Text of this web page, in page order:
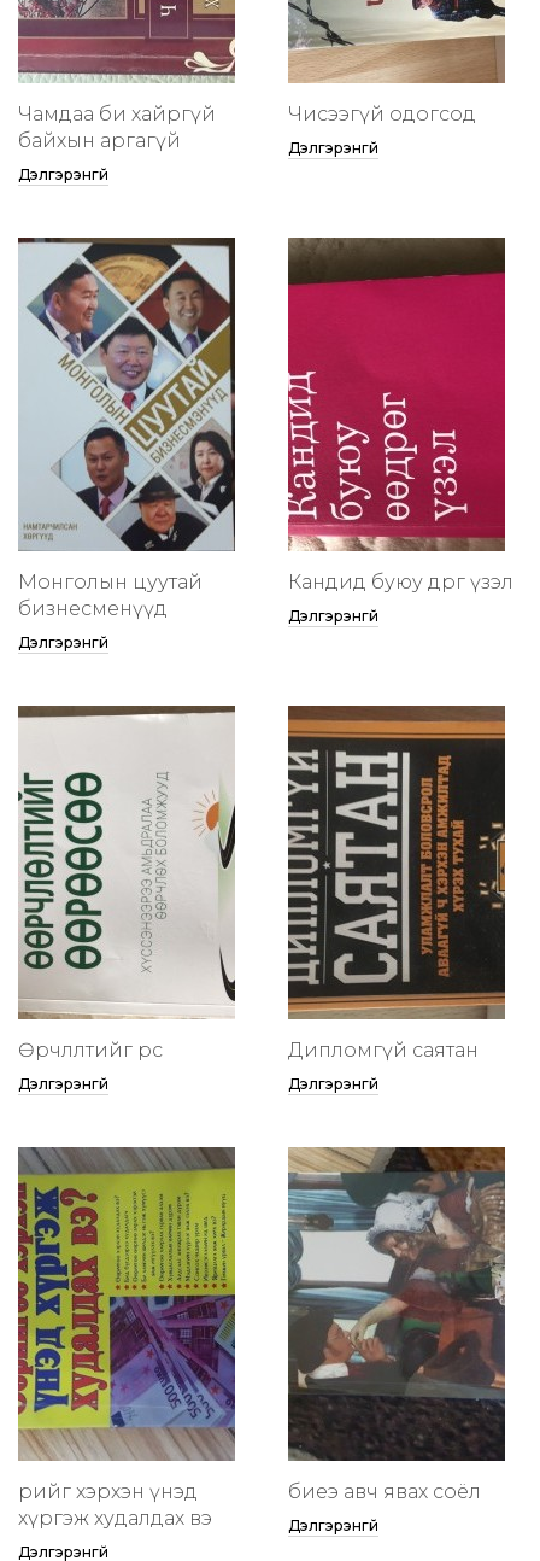
Чамдаа би хайргүй
байхын аргагүй
Дэлгэрэнгүй
Чисээгүй одогсод
Дэлгэрэнгүй
Монголын цуутай
бизнесменүүд
Дэлгэрэнгүй
Кандид буюу өөдрөг үзэл
Дэлгэрэнгүй
Өөрчлөлтийг өөрөөсөө
Дэлгэрэнгүй
Дипломгүй саятан
Дэлгэрэнгүй
өөрийгөө хэрхэн үнэд
хүргэж худалдах вэ
Дэлгэрэнгүй
биеэ авч явах соёл
Дэлгэрэнгүй